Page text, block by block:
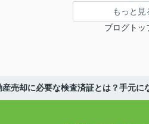
もっと見
ブログトッ
産売却に必要な検査済証とは？手元に